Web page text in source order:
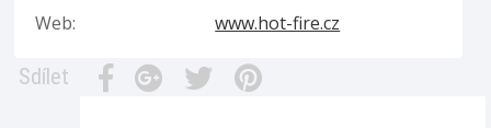
Web:
www.hot-fire.cz
Sdílet